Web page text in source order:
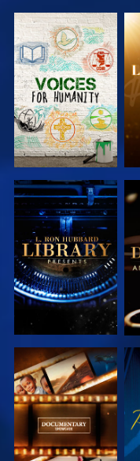
SERIE
ENTDECKEN
SERIE
ENTDECKEN
SERIE
ENTDECKEN